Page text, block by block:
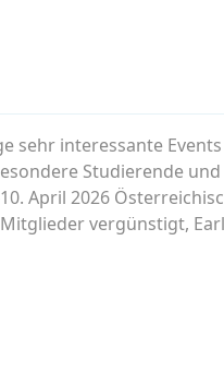
sehr interessante
Studierende und
April 2026
vergünstigt,